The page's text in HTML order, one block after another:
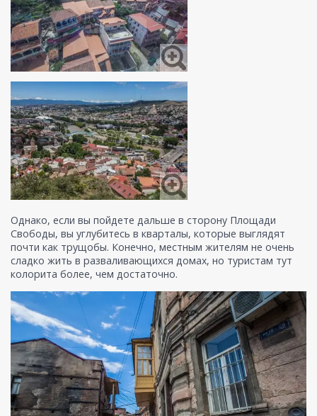
Однако, если вы пойдете дальше в сторону Площади
Свободы, вы углубитесь в кварталы, которые выглядят
почти как трущобы. Конечно, местным жителям не очень
сладко жить в разваливающихся домах, но туристам тут
колорита более, чем достаточно.